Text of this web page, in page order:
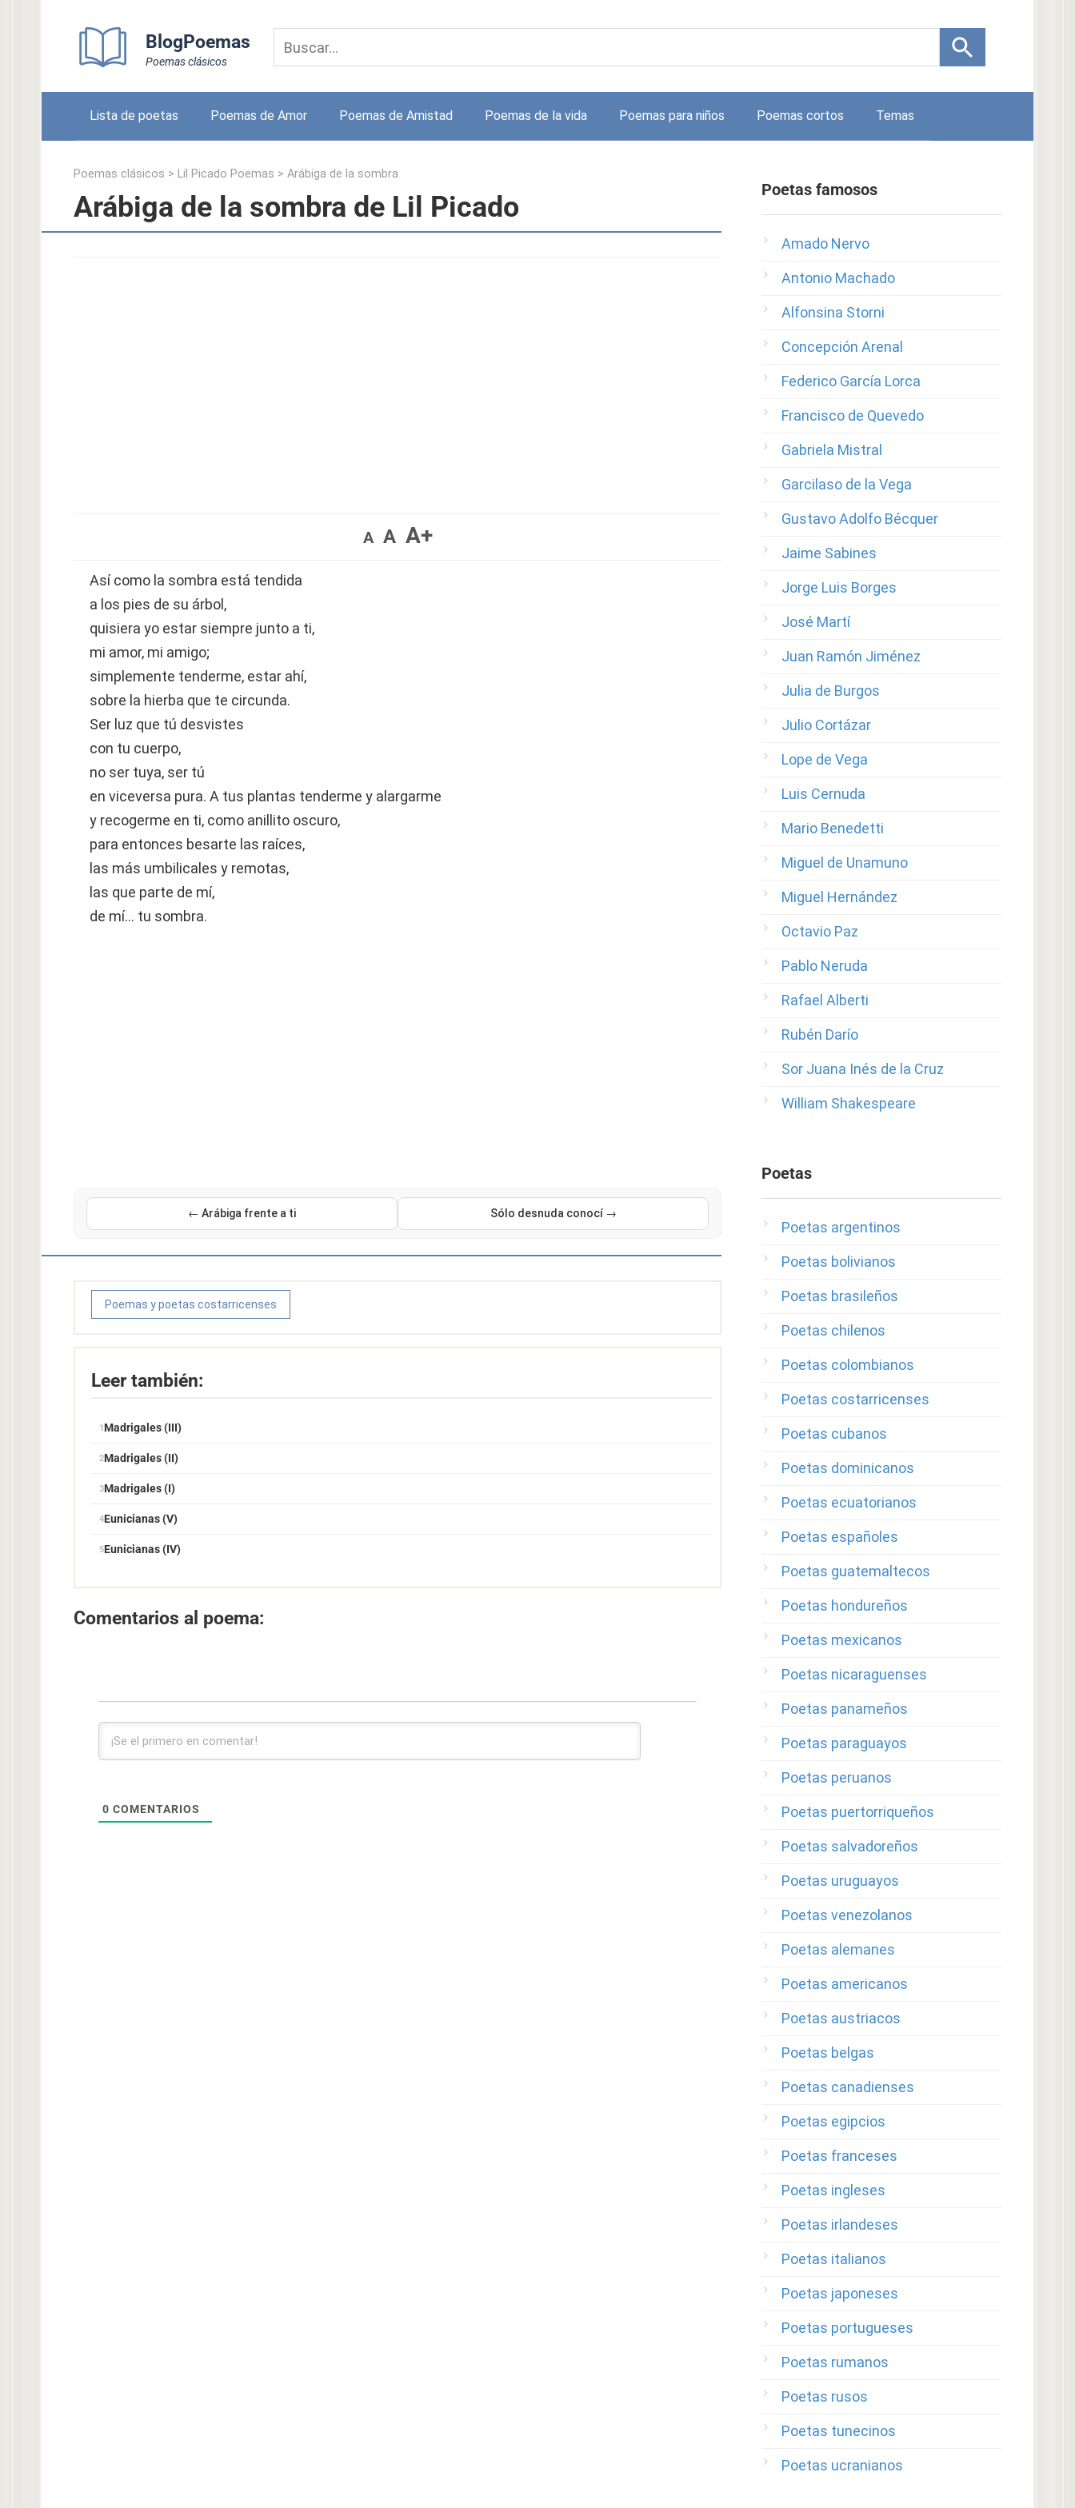
BlogPoemas
Poemas clásicos
Lista de poetas Poemas de Amor Poemas de Amistad Poemas de la vida Poemas para niños Poemas cortos Temas
Poemas clásicos > Lil Picado Poemas > Arábiga de la sombra
Arábiga de la sombra de Lil Picado
A A A+
Así como la sombra está tendida
a los pies de su árbol,
quisiera yo estar siempre junto a ti,
mi amor, mi amigo;
simplemente tenderme, estar ahí,
sobre la hierba que te circunda.
Ser luz que tú desvistes
con tu cuerpo,
no ser tuya, ser tú
en viceversa pura. A tus plantas tenderme y alargarme
y recogerme en ti, como anillito oscuro,
para entonces besarte las raíces,
las más umbilicales y remotas,
las que parte de mí,
de mí… tu sombra.
← Arábiga frente a ti Sólo desnuda conocí →
Poemas y poetas costarricenses
Leer también:
Madrigales (III)
Madrigales (II)
Madrigales (I)
Eunicianas (V)
Eunicianas (IV)
Comentarios al poema:
0 COMENTARIOS
Poetas famosos
Amado Nervo
Antonio Machado
Alfonsina Storni
Concepción Arenal
Federico García Lorca
Francisco de Quevedo
Gabriela Mistral
Garcilaso de la Vega
Gustavo Adolfo Bécquer
Jaime Sabines
Jorge Luis Borges
José Martí
Juan Ramón Jiménez
Julia de Burgos
Julio Cortázar
Lope de Vega
Luis Cernuda
Mario Benedetti
Miguel de Unamuno
Miguel Hernández
Octavio Paz
Pablo Neruda
Rafael Alberti
Rubén Darío
Sor Juana Inés de la Cruz
William Shakespeare
Poetas
Poetas argentinos
Poetas bolivianos
Poetas brasileños
Poetas chilenos
Poetas colombianos
Poetas costarricenses
Poetas cubanos
Poetas dominicanos
Poetas ecuatorianos
Poetas españoles
Poetas guatemaltecos
Poetas hondureños
Poetas mexicanos
Poetas nicaraguenses
Poetas panameños
Poetas paraguayos
Poetas peruanos
Poetas puertorriqueños
Poetas salvadoreños
Poetas uruguayos
Poetas venezolanos
Poetas alemanes
Poetas americanos
Poetas austriacos
Poetas belgas
Poetas canadienses
Poetas egipcios
Poetas franceses
Poetas ingleses
Poetas irlandeses
Poetas italianos
Poetas japoneses
Poetas portugueses
Poetas rumanos
Poetas rusos
Poetas tunecinos
Poetas ucranianos